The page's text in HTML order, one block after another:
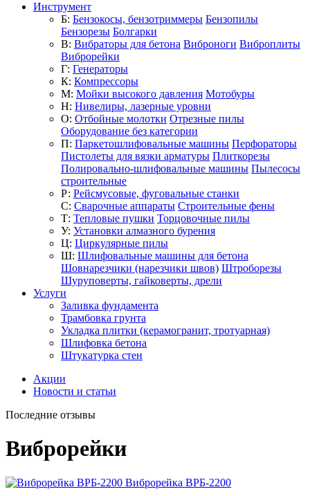
Инструмент
Б: Бензокосы, бензотриммеры Бензопилы
Бензорезы Болгарки
В: Вибраторы для бетона Виброноги Виброплиты
Виброрейки
Г: Генераторы
К: Компрессоры
М: Мойки высокого давления Мотобуры
Н: Нивелиры, лазерные уровни
О: Отбойные молотки Отрезные пилы
Оборудование без категории
П: Паркетошлифовальные машины Перфораторы
Пистолеты для вязки арматуры Плиткорезы
Полировально-шлифовальные машины Пылесосы
строительные
Р: Рейсмусовые, фуговальные станки
С: Сварочные аппараты Строительные фены
Т: Тепловые пушки Торцовочные пилы
У: Установки алмазного бурения
Ц: Циркулярные пилы
Ш: Шлифовальные машины для бетона
Шовнарезчики (нарезчики швов) Штроборезы
Шуруповерты, гайковерты, дрели
Услуги
Заливка фундамента
Трамбовка грунта
Укладка плитки (керамогранит, тротуарная)
Шлифовка бетона
Штукатурка стен
Акции
Новости и статьи
Последние отзывы
Виброрейки
Виброрейка ВРБ-2200